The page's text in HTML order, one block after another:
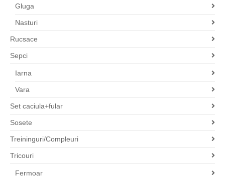
Gluga
Nasturi
Rucsace
Sepci
Iarna
Vara
Set caciula+fular
Sosete
Treininguri/Compleuri
Tricouri
Fermoar